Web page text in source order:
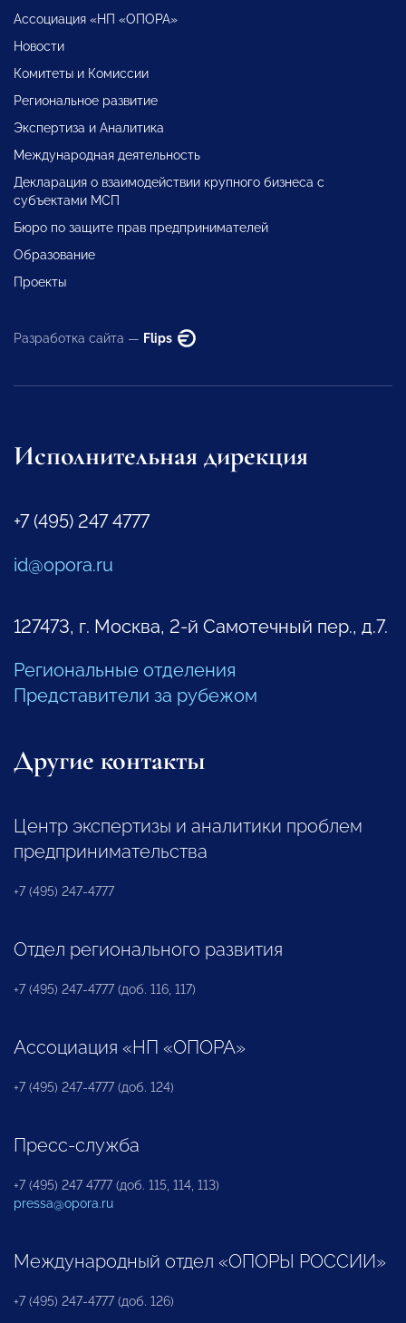
Ассоциация «НП «ОПОРА»
Новости
Комитеты и Комиссии
Региональное развитие
Экспертиза и Аналитика
Международная деятельность
Декларация о взаимодействии крупного бизнеса с
субъектами МСП
Бюро по защите прав предпринимателей
Образование
Проекты
Разработка сайта — Flips
Исполнительная дирекция
+7 (495) 247 4777
id@opora.ru
127473, г. Москва, 2-й Самотечный пер., д.7.
Региональные отделения
Представители за рубежом
Другие контакты
Центр экспертизы и аналитики проблем
предпринимательства
+7 (495) 247-4777
Отдел регионального развития
+7 (495) 247-4777 (доб. 116, 117)
Ассоциация «НП «ОПОРА»
+7 (495) 247-4777 (доб. 124)
Пресс-служба
+7 (495) 247 4777 (доб. 115, 114, 113)
pressa@opora.ru
Международный отдел «ОПОРЫ РОССИИ»
+7 (495) 247-4777 (доб. 126)